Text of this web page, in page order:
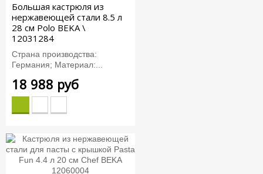
Большая кастрюля из
нержавеющей стали 8.5 л
28 см Polo BEKA \
12031284
Страна производства:
Германия; Материал:...
18 988 руб